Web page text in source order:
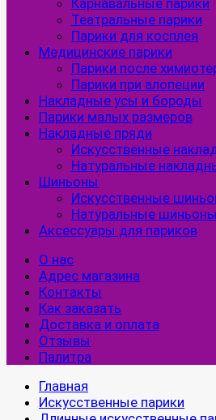
Карнавальные парики
Театральные парики
Парики для косплея
Медицинские парики
Парики после
Парики при алопеции
Накладные усы и бороды
Парики малых размеров
Накладные пряди
Искусственные
Натуральные
Шиньоны
Искусственные
Натуральные шиньоны
Аксессуары для париков
О нас
Адрес магазина
Контакты
Как заказать
Доставка и оплата
Отзывы
Палитра
Главная
Искусственные парики